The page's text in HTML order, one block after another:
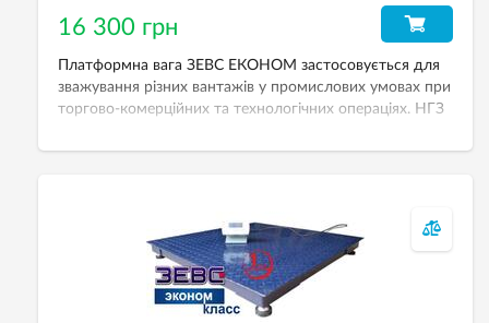
16 300 грн
Платформна вага ЗЕВС ЕКОНОМ застосовується для
зважування різних вантажів у промислових умовах при
торгово-комерційних та технологічних операціях. НГЗ